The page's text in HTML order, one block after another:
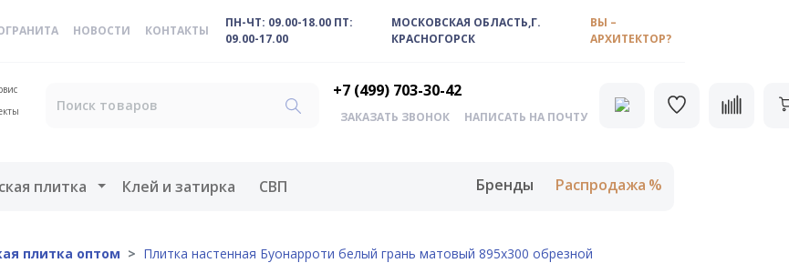
НОВОСТИ КОНТАКТЫ
ПН-ЧТ: 09.00-18.00 ПТ:
09.00-17.00
МОСКОВСКАЯ ОБЛАСТЬ,Г.
КРАСНОГОРСК
ВЫ –
АРХИТЕКТОР?
+7 (499) 703-30-42
ЗАКАЗАТЬ ЗВОНОК НАПИСАТЬ НА ПОЧТУ
плитка Открыть меню
Клей и затирка СВП Бренды Распродажа
плитка оптом Плитка настенная Буонарроти белый грань матовый 895х300 обрезной